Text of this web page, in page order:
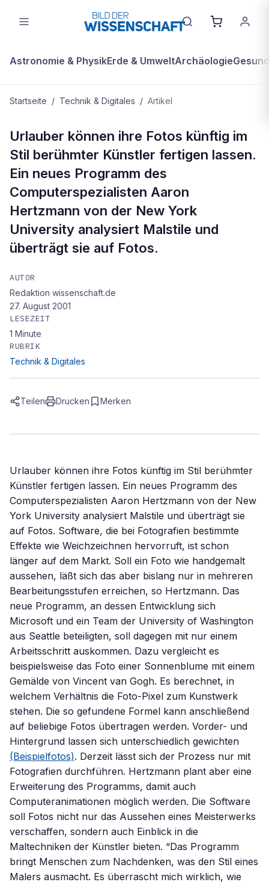
Astronomie & PhysikErde & UmweltArchäologie
Startseite / Technik & Digitales / Artikel
Neue Software macht ein
Urlaubsfoto zum Gemälde
Urlauber können ihre Fotos künftig im
Stil berühmter Künstler fertigen lassen.
Ein neues Programm des
Computerspezialisten Aaron
Hertzmann von der New York
University analysiert Malstile und
überträgt sie auf Fotos.
AUTOR
Redaktion wissenschaft.de
27. August 2001
LESEZEIT
1 Minute
RUBRIK
Technik & Digitales
Teilen Drucken Merken
Urlauber können ihre Fotos künftig im Stil berühmter
Künstler fertigen lassen. Ein neues Programm des
Computerspezialisten Aaron Hertzmann von der New
York University analysiert Malstile und überträgt sie
auf Fotos. Software, die bei Fotografien bestimmte
Effekte wie Weichzeichnen hervorruft, ist schon
länger auf dem Markt. Soll ein Foto wie handgemalt
aussehen, läßt sich das aber bislang nur in mehreren
Bearbeitungsstufen erreichen, so Hertzmann. Das
neue Programm, an dessen Entwicklung sich
Microsoft und ein Team der University of Washington
aus Seattle beteiligten, soll dagegen mit nur einem
Arbeitsschritt auskommen. Dazu vergleicht es
beispielsweise das Foto einer Sonnenblume mit einem
Gemälde von Vincent van Gogh. Es berechnet, in
welchem Verhältnis die Foto-Pixel zum Kunstwerk
stehen. Die so gefundene Formel kann anschließend
auf beliebige Fotos übertragen werden. Vorder- und
Hintergrund lassen sich unterschiedlich gewichten
(Beispielfotos). Derzeit lässt sich der Prozess nur mit
Fotografien durchführen. Hertzmann plant aber eine
Erweiterung des Programms, damit auch
Computeranimationen möglich werden. Die Software
soll Fotos nicht nur das Aussehen eines Meisterwerks
verschaffen, sondern auch Einblick in die
Maltechniken der Künstler bieten. “Das Programm
bringt Menschen zum Nachdenken, was den Stil eines
Malers ausmacht. Es überrascht mich wirklich, wie